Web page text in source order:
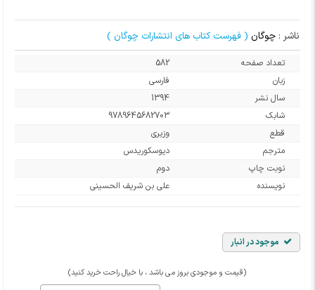
ناشر : چوگان ( فهرست کتاب های انتشارات چوگان )
تعداد صفحه
582
زبان
فارسی
سال نشر
1394
شابک
9789645682703
قطع
وزیری
مترجم
دیوسکوریدس
نوبت چاپ
دوم
نویسنده
علی بن شریف الحسینی
موجود در انبار
(قیمت و موجودی بروز می باشد ، با خیال راحت خرید کنید)